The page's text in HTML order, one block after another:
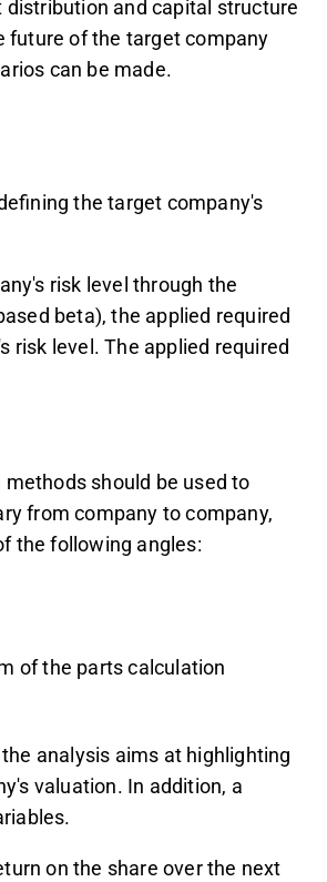
and capital structure
future of the target company
can be made.
the target company's
risk level through the
beta), the applied required
risk level. The applied required
should be used to
from company to company,
the following angles:
of the parts calculation
analysis aims at highlighting
valuation. In addition, a
on the share over the next